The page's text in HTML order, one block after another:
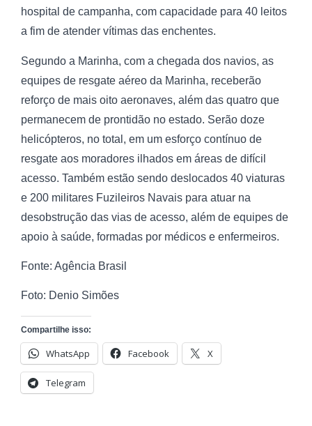
hospital de campanha, com capacidade para 40 leitos
a fim de atender vítimas das enchentes.
Segundo a Marinha, com a chegada dos navios, as
equipes de resgate aéreo da Marinha, receberão
reforço de mais oito aeronaves, além das quatro que
permanecem de prontidão no estado. Serão doze
helicópteros, no total, em um esforço contínuo de
resgate aos moradores ilhados em áreas de difícil
acesso. Também estão sendo deslocados 40 viaturas
e 200 militares Fuzileiros Navais para atuar na
desobstrução das vias de acesso, além de equipes de
apoio à saúde, formadas por médicos e enfermeiros.
Fonte: Agência Brasil
Foto: Denio Simões
Compartilhe isso:
WhatsApp Facebook X
Telegram